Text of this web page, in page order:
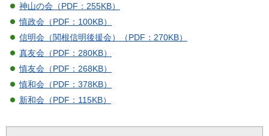
神山の会（PDF：255KB）
慎政会（PDF：100KB）
信明会（関根信明後援会）（PDF：270KB）
真友会（PDF：280KB）
慎友会（PDF：268KB）
慎和会（PDF：378KB）
新和会（PDF：115KB）